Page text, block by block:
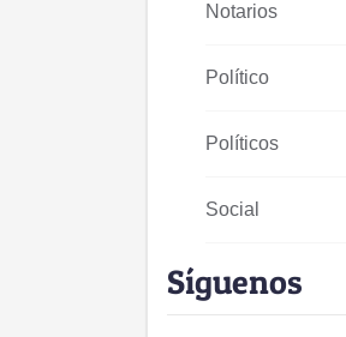
Notarios
Político
Políticos
Social
Síguenos